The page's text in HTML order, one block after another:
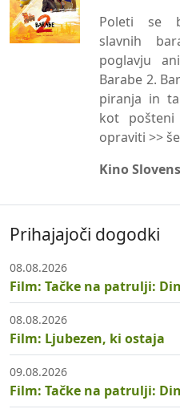
Poleti se
slavnih
poglavju
Barabe 2.
piranja in
kot pošteni
opraviti >>
Kino
Prihajajoči dogodki
08.08.2026
Film: Tačke na patrulji:
08.08.2026
Film: Ljubezen, ki ostaja
09.08.2026
Film: Tačke na patrulji: